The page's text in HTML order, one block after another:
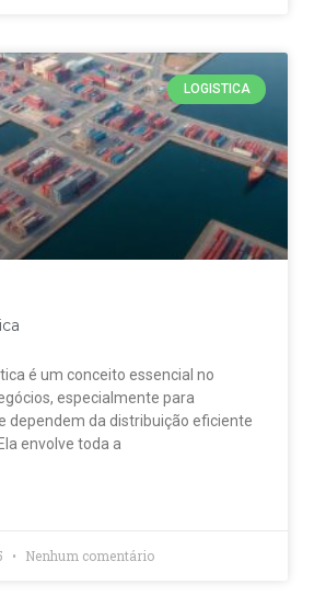
LOGISTICA
é um conceito essencial no
especialmente para
dependem da distribuição eficiente
envolve toda a
Nenhum comentário